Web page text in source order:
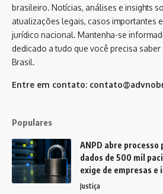
brasileiro. Notícias, análises e insights
atualizações legais, casos importantes
jurídico nacional. Mantenha-se
dedicado a tudo que você precisa
Brasil.
Entre em contato:
Populares
ANPD abre processo
dados de 500 mil
exige de empresas
Justiça